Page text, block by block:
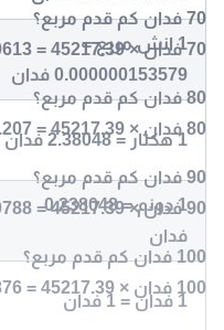
70 فدان كم قدم مربع؟
70 فدان × 45217.39 = 3165217.30613 قدم²
80 فدان كم قدم مربع؟
80 فدان × 45217.39 = 3617391.207 قدم²
90 فدان كم قدم مربع؟
90 فدان × 45217.39 = 4069565.10788 قدم²
100 فدان كم قدم مربع؟
100 فدان × 45217.39 = 4521739.00876 قدم²
1 انش مربع =
0.000000153579 فدان
1 هكتار = 2.38048 فدان
1 دونم = 0.238048
فدان
1 فدان = 1 فدان